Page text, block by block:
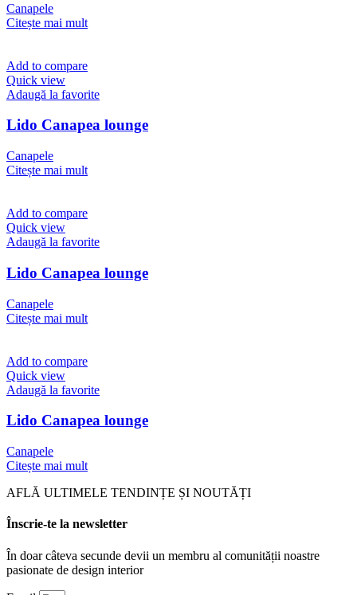
Canapele
Citește mai mult
Add to compare
Quick view
Adaugă la favorite
Lido Canapea lounge
Canapele
Citește mai mult
Add to compare
Quick view
Adaugă la favorite
Lido Canapea lounge
Canapele
Citește mai mult
Add to compare
Quick view
Adaugă la favorite
Lido Canapea lounge
Canapele
Citește mai mult
AFLĂ ULTIMELE TENDINȚE ȘI NOUTĂȚI
Înscrie-te la newsletter
În doar câteva secunde devii un membru al comunității noastre
pasionate de design interior